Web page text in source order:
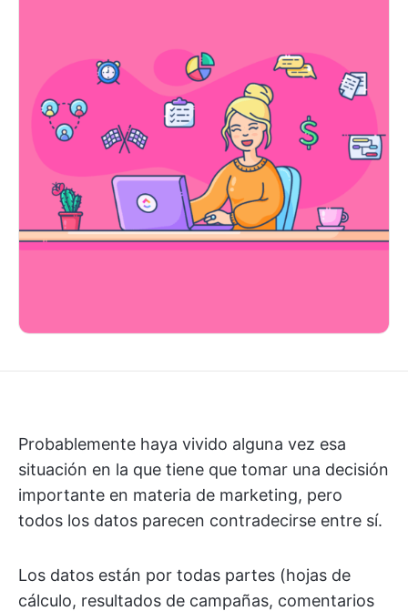
Probablemente haya vivido alguna vez esa
situación en la que tiene que tomar una decisión
importante en materia de marketing, pero
todos los datos parecen contradecirse entre sí.
Los datos están por todas partes (hojas de
cálculo, resultados de campañas, comentarios